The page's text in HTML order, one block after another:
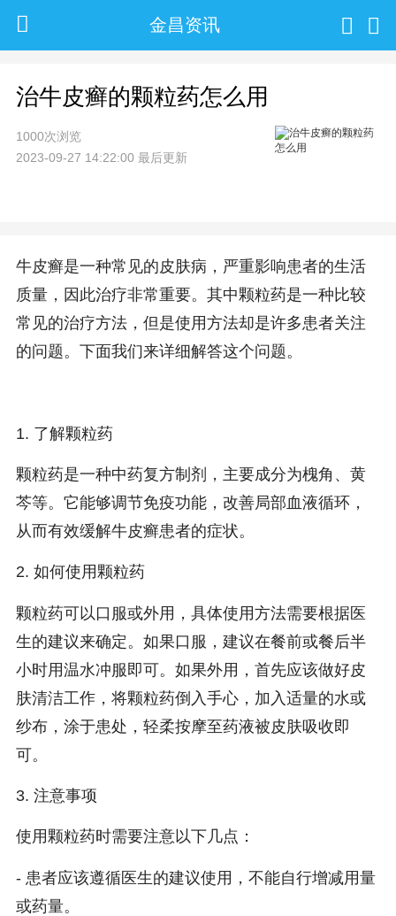
金昌资讯
治牛皮癣的颗粒药怎么用
1000次浏览
2023-09-27 14:22:00 最后更新
牛皮癣是一种常见的皮肤病，严重影响患者的生活
质量，因此治疗非常重要。其中颗粒药是一种比较
常见的治疗方法，但是使用方法却是许多患者关注
的问题。下面我们来详细解答这个问题。
1. 了解颗粒药
颗粒药是一种中药复方制剂，主要成分为槐角、黄
芩等。它能够调节免疫功能，改善局部血液循环，
从而有效缓解牛皮癣患者的症状。
2. 如何使用颗粒药
颗粒药可以口服或外用，具体使用方法需要根据医
生的建议来确定。如果口服，建议在餐前或餐后半
小时用温水冲服即可。如果外用，首先应该做好皮
肤清洁工作，将颗粒药倒入手心，加入适量的水或
纱布，涂于患处，轻柔按摩至药液被皮肤吸收即
可。
3. 注意事项
使用颗粒药时需要注意以下几点：
- 患者应该遵循医生的建议使用，不能自行增减用量
或药量。